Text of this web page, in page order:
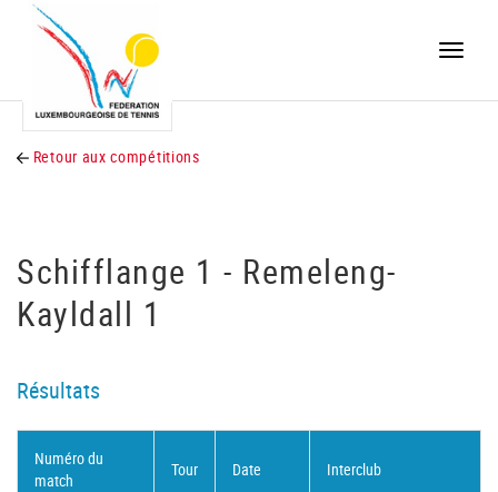
Toggle
Retour aux compétitions
Schifflange 1 - Remeleng-
Kayldall 1
Résultats
Numéro du
match
Tour Date Interclub